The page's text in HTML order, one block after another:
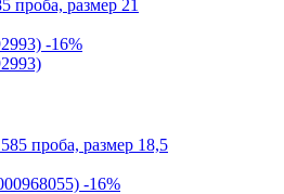
проба, размер 21
-16%
проба, размер 18,5
-16%